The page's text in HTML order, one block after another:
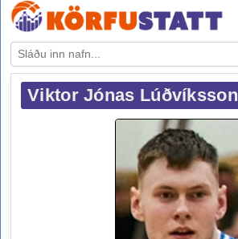
Viktor Jónas Lúðvíksson